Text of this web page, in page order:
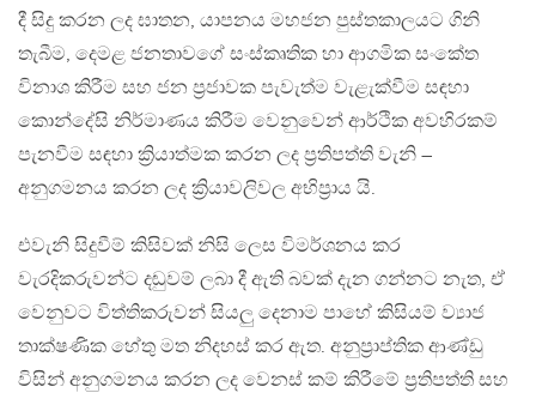
දී සිදු කරන ලද ඝාතන, යාපනය මහජන පුස්තකාලයට ගිනි
තැබීම, දෙමළ ජනතාවගේ සංස්කෘතික හා ආගමික සංකේත
විනාශ කිරීම සහ ජන ප්‍රජාවක පැවැත්ම වැළැක්වීම සඳහා
කොන්දේසි නිර්මාණය කිරීම වෙනුවෙන් ආර්ථික අවහිරකම්
පැනවීම සඳහා ක්‍රියාත්මක කරන ලද ප්‍රතිපත්ති වැනි –
අනුගමනය කරන ලද ක්‍රියාවලිවල අභිප්‍රාය යි.
එවැනි සිදුවීම් කිසිවක් නිසි ලෙස විමර්ශනය කර
වැරදිකරුවන්ට දඬුවම් ලබා දී ඇති බවක් දැන ගන්නට නැත, ඒ
වෙනුවට විත්තිකරුවන් සියලු දෙනාම පාහේ කිසියම් ව්‍යාජ
තාක්ෂණික හේතු මත නිදහස් කර ඇත. අනුප්‍රාප්තික ආණ්ඩු
විසින් අනුගමනය කරන ලද වෙනස් කම් කිරීමේ ප්‍රතිපත්ති සහ